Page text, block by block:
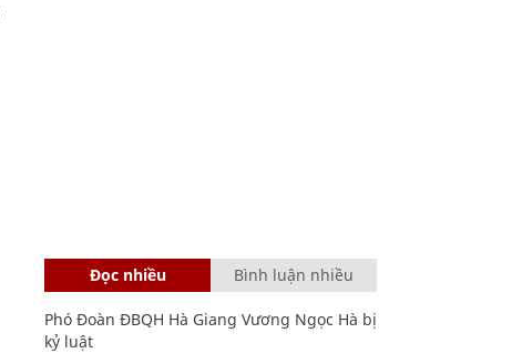
Đọc nhiều Bình luận nhiều
Phó Đoàn ĐBQH Hà Giang Vương Ngọc Hà bị
kỷ luật